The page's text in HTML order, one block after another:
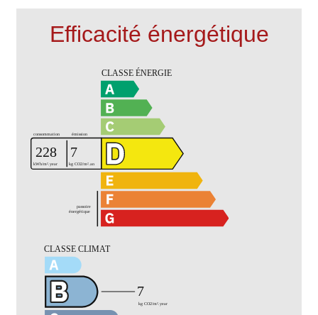
Efficacité énergétique